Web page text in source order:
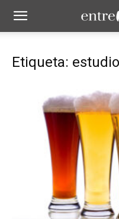
Etiqueta: estudio